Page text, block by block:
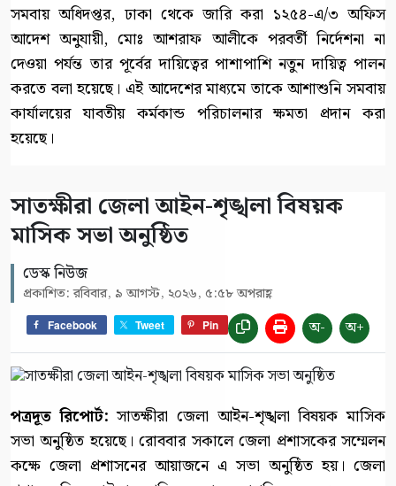
সমবায় অধিদপ্তর, ঢাকা থেকে জারি করা ১২৫৪-এ/৩ অফিস
আদেশ অনুযায়ী, মোঃ আশরাফ আলীকে পরবর্তী নির্দেশনা না
দেওয়া পর্যন্ত তার পূর্বের দায়িত্বের পাশাপাশি নতুন দায়িত্ব পালন
করতে বলা হয়েছে। এই আদেশের মাধ্যমে তাকে আশাশুনি সমবায়
কার্যালয়ের যাবতীয় কর্মকান্ড পরিচালনার ক্ষমতা প্রদান করা
হয়েছে।
সাতক্ষীরা জেলা আইন-শৃঙ্খলা বিষয়ক
মাসিক সভা অনুষ্ঠিত
ডেস্ক নিউজ
প্রকাশিত: রবিবার, ৯ আগস্ট, ২০২৬, ৫:৫৮ অপরাহ্ণ
Facebook Tweet Pin অ- অ+
পত্রদূত রিপোর্ট: সাতক্ষীরা জেলা আইন-শৃঙ্খলা বিষয়ক মাসিক
সভা অনুষ্ঠিত হয়েছে। রোববার সকালে জেলা প্রশাসকের সম্মেলন
কক্ষে জেলা প্রশাসনের আয়াজনে এ সভা অনুষ্ঠিত হয়। জেলা